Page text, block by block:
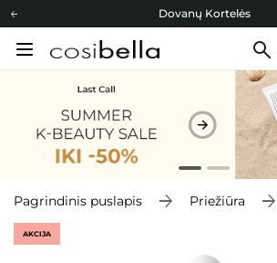
Dovanų Kortelės
Cosibella lojalumo programa
Dovanų Kortelės
Pagrindinis puslapis Priežiūra
AKCIJA